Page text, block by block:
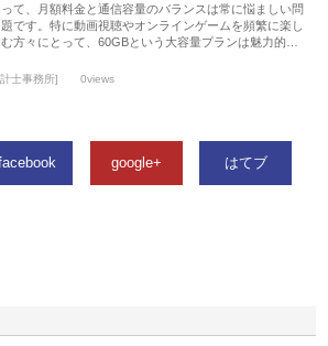
って、月額料金と通信容量のバランスは常に悩ましい問
題です。特に動画視聴やオンラインゲームを頻繁に楽し
む方々にとって、60GBという大容量プランは魅力的…
士事務所] 0views
google+ はてブ